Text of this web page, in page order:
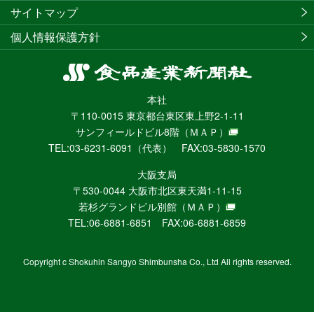
食
産
業
新
聞
社
ニ
ュ
ー
WEB
本社
〒110-0015 東京都台東区東上野2-1-11
サンフィールドビル8階 （ＭＡＰ）
TEL:03-6231-6091（代表） FAX:03-5830-1570
大阪支局
〒530-0044 大阪市北区東天満1-11-15
若杉グランドビル別館 （ＭＡＰ）
TEL:06-6881-6851 FAX:06-6881-6859
サイトマップ
個人情報保護方針
Copyright c Shokuhin Sangyo Shimbunsha Co., Ltd All rights reserved.